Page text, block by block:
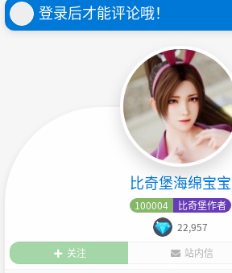
登录后才能评论哦！
比奇堡海绵宝宝
100004
比奇堡作者
22,957
关注
站内信